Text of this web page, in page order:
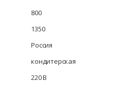
800
1350
Россия
кондитерская
220 В